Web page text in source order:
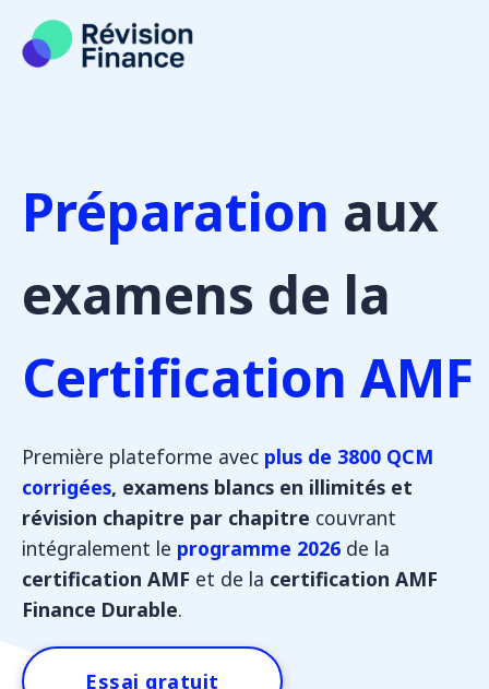
contenu
Préparation aux
examens de la
Certification AMF
Première plateforme avec plus de 3800 QCM
corrigées, examens blancs en illimités et
révision chapitre par chapitre couvrant
intégralement le programme 2026 de la
certification AMF et de la certification AMF
Finance Durable.
Essai gratuit